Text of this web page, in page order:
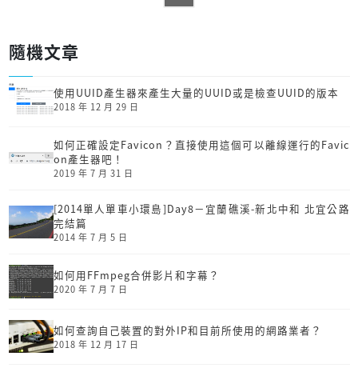
隨機文章
使用UUID產生器來產生大量的UUID或是檢查UUID的版本
2018 年 12 月 29 日
如何正確設定Favicon？直接使用這個可以離線運行的Favic
on產生器吧！
2019 年 7 月 31 日
[2014單人單車小環島]Day8－宜蘭礁溪-新北中和 北宜公路
完結篇
2014 年 7 月 5 日
如何用FFmpeg合併影片和字幕？
2020 年 7 月 7 日
如何查詢自己裝置的對外IP和目前所使用的網路業者？
2018 年 12 月 17 日